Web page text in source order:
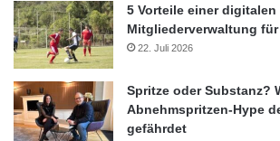
5 Vorteile einer digitalen
Mitgliederverwaltung
22. Juli 2026
Spritze oder Substanz?
Abnehmspritzen-Hype
gefährdet